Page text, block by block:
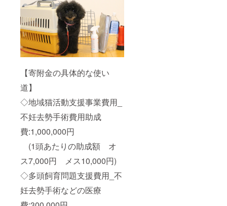
【寄附金の具体的な使い
道】
◇地域猫活動支援事業費用_
不妊去勢手術費用助成
費:1,000,000円
(1頭あたりの助成額 オ
ス7,000円 メス10,000円)
◇多頭飼育問題支援費用_不
妊去勢手術などの医療